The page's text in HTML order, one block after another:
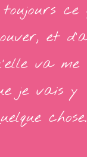
ce
et
va me
je vais y
chose.